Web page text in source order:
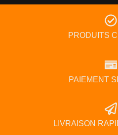
PRODUITS
PAIEMENT
LIVRAISON